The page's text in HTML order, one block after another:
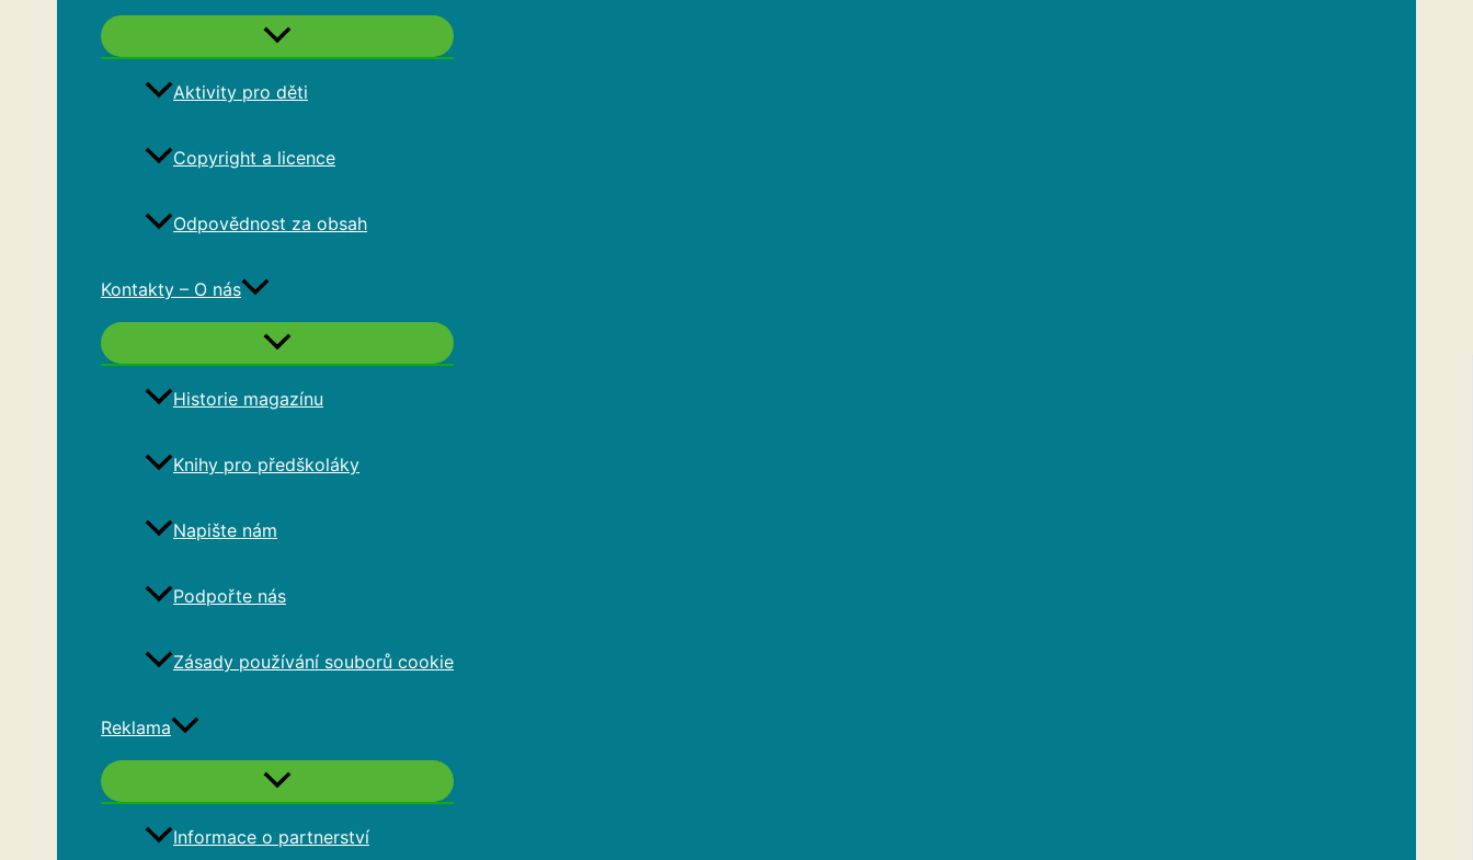
Aktivity pro děti
Copyright a licence
Odpovědnost za obsah
Kontakty – O nás
Historie magazínu
Knihy pro předškoláky
Napište nám
Podpořte nás
Zásady používání souborů cookie
Reklama
Informace o partnerství